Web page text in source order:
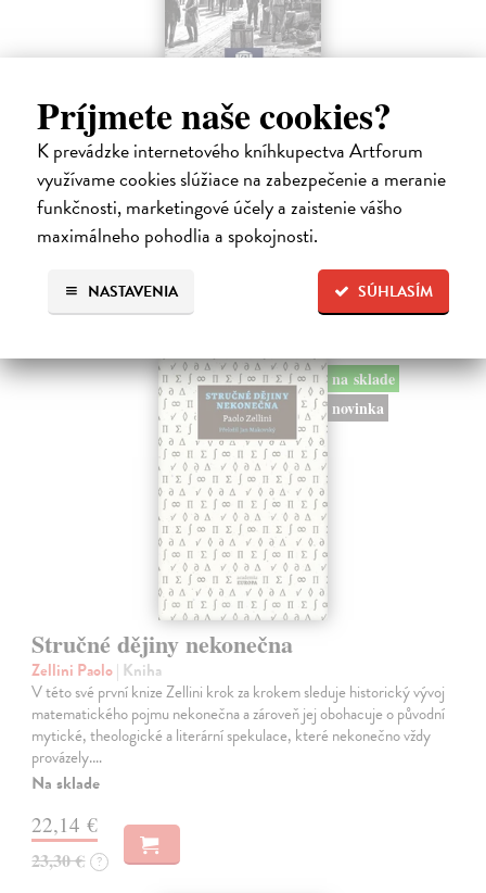
Príjmete naše cookies?
K prevádzke internetového kníhkupectva Artforum
využívame cookies slúžiace na zabezpečenie a meranie
funkčnosti, marketingové účely a zaistenie vášho
maximálneho pohodlia a spokojnosti.
SÚHLASÍM
NASTAVENIA
Tocqueville Alexis de| Kniha
První český překlad méně známého díla jedné z nejvýznamnějších
osobností evropské politické filosofie 19. století je doplněn obšírnými
komentáři Ivo Budila, Jana Kellera a Gertrudy Himmelfalberové.
Od…
Na sklade
na sklade
novinka
Stručné dějiny nekonečna
Zellini Paolo| Kniha
V této své první knize Zellini krok za krokem sleduje historický vývoj
matematického pojmu nekonečna a zároveň jej obohacuje o původní
mytické, theologické a literární spekulace, které nekonečno vždy
provázely.…
Na sklade
22,14 €
23,30 € ?